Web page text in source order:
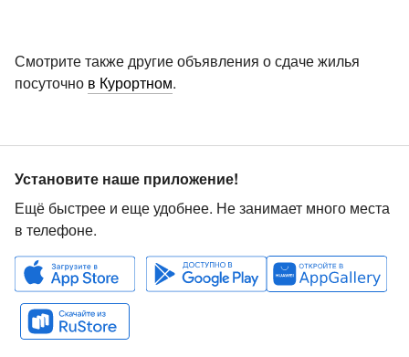
Смотрите также другие объявления о сдаче жилья
посуточно в Курортном.
Установите наше приложение!
Ещё быстрее и еще удобнее. Не занимает много места
в телефоне.